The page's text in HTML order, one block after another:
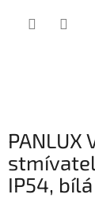
PANLUX
IP54, bílá